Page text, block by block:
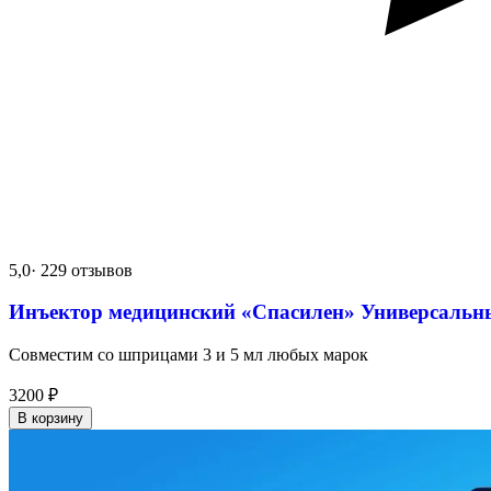
5,0· 229 отзывов
Инъектор медицинский «Спасилен»
Совместим со шприцами 3 и 5 мл любых марок
3200 ₽
В корзину